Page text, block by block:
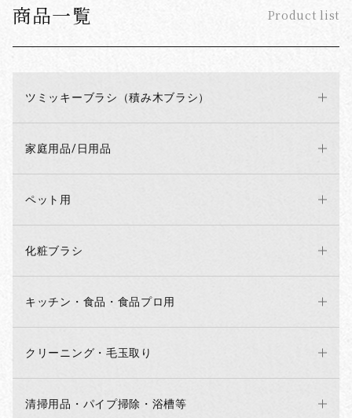
商品一覧 Product list
ツミッキーブラシ（積み木ブラシ）
家庭用品/日用品
ペット用
化粧ブラシ
キッチン・食品・食品プロ用
クリーニング・毛玉取り
清掃用品・パイプ掃除・浴槽等